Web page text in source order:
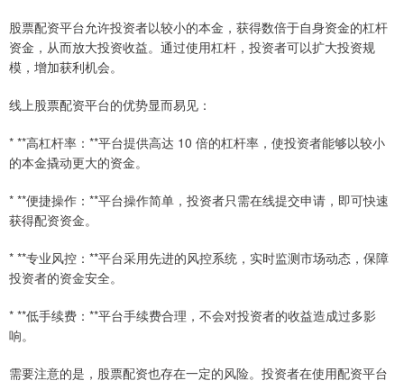
股票配资平台允许投资者以较小的本金，获得数倍于自身资金的杠杆
资金，从而放大投资收益。通过使用杠杆，投资者可以扩大投资规
模，增加获利机会。
线上股票配资平台的优势显而易见：
* **高杠杆率：**平台提供高达 10 倍的杠杆率，使投资者能够以较小
的本金撬动更大的资金。
* **便捷操作：**平台操作简单，投资者只需在线提交申请，即可快速
获得配资资金。
* **专业风控：**平台采用先进的风控系统，实时监测市场动态，保障
投资者的资金安全。
* **低手续费：**平台手续费合理，不会对投资者的收益造成过多影
响。
需要注意的是，股票配资也存在一定的风险。投资者在使用配资平台